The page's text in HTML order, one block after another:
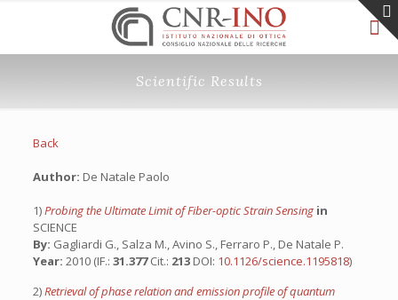
Scientific Results
Back
Author: De Natale Paolo
1)Probing the Ultimate Limit of Fiber-optic Strain Sensing in
SCIENCE
By: Gagliardi G., Salza M., Avino S., Ferraro P., De Natale P.
Year: 2010 (IF.: 31.377Cit.: 213 DOI: 10.1126/science.1195818)
2)Retrieval of phase relation and emission profile of quantum